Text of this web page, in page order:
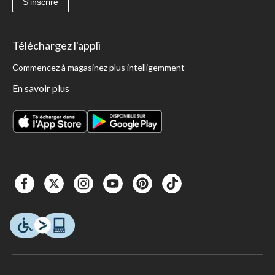
S'inscrire
Téléchargez l'appli
Commencez à magasinez plus intelligemment
En savoir plus